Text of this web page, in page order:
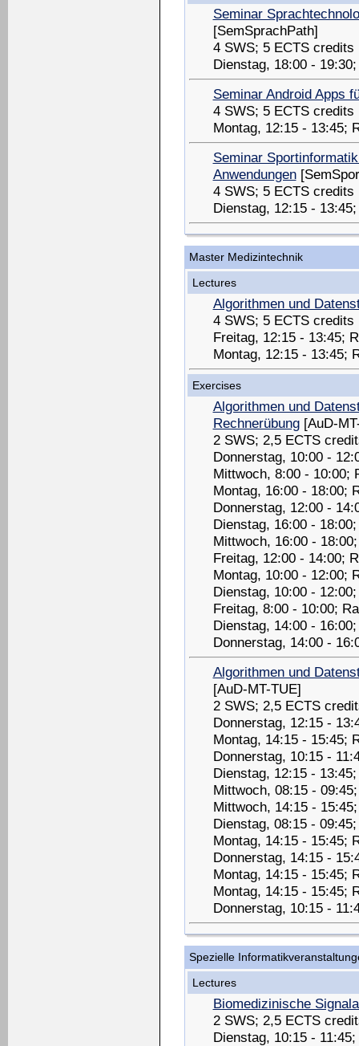
Seminar
[SemSprachPath]
4 SWS; 5 ECTS credits
Dienstag, 18:00 -
Seminar Android Apps
4 SWS; 5 ECTS credits
Montag, 12:15 - 13:45;
Seminar
Anwendungen
4 SWS; 5 ECTS credits
Dienstag, 12:15 -
Master Medizintechnik
Lectures
Algorithmen und
4 SWS; 5 ECTS credits
Freitag, 12:15 - 13:45;
Montag, 12:15 - 13:45;
Exercises
Algorithmen und
Rechnerübung[AuD-
2 SWS; 2,5 ECTS
Donnerstag, 10:00 -
Mittwoch, 8:00 - 10:00;
Montag, 16:00 - 18:00;
Donnerstag, 12:00 -
Dienstag, 16:00 -
Mittwoch, 16:00 -
Freitag, 12:00 - 14:00;
Montag, 10:00 - 12:00;
Dienstag, 10:00 -
Freitag, 8:00 - 10:00;
Dienstag, 14:00 -
Donnerstag, 14:00 -
Algorithmen und
[AuD-MT-TUE]
2 SWS; 2,5 ECTS
Donnerstag, 12:15 -
Montag, 14:15 - 15:45;
Donnerstag, 10:15 -
Dienstag, 12:15 -
Mittwoch, 08:15 -
Mittwoch, 14:15 -
Dienstag, 08:15 -
Montag, 14:15 - 15:45;
Donnerstag, 14:15 -
Montag, 14:15 - 15:45;
Montag, 14:15 - 15:45;
Donnerstag, 10:15 -
Spezielle
Lectures
Biomedizinische
2 SWS; 2,5 ECTS
Dienstag, 10:15 -